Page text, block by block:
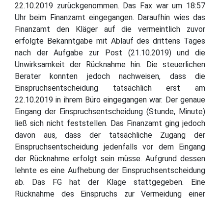
22.10.2019 zurückgenommen. Das Fax war um 18:57
Uhr beim Finanzamt eingegangen. Daraufhin wies das
Finanzamt den Kläger auf die vermeintlich zuvor
erfolgte Bekanntgabe mit Ablauf des drittens Tages
nach der Aufgabe zur Post (21.10.2019) und die
Unwirksamkeit der Rücknahme hin. Die steuerlichen
Berater konnten jedoch nachweisen, dass die
Einspruchsentscheidung tatsächlich erst am
22.10.2019 in ihrem Büro eingegangen war. Der genaue
Eingang der Einspruchsentscheidung (Stunde, Minute)
ließ sich nicht feststellen. Das Finanzamt ging jedoch
davon aus, dass der tatsächliche Zugang der
Einspruchsentscheidung jedenfalls vor dem Eingang
der Rücknahme erfolgt sein müsse. Aufgrund dessen
lehnte es eine Aufhebung der Einspruchsentscheidung
ab. Das FG hat der Klage stattgegeben. Eine
Rücknahme des Einspruchs zur Vermeidung einer